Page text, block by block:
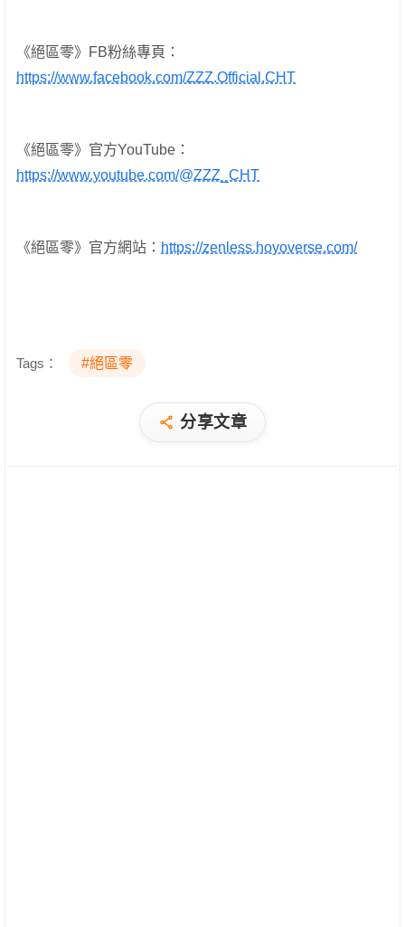
《絕區零》FB粉絲專頁：
https://www.facebook.com/ZZZ.Official.CHT
《絕區零》官方YouTube：
https://www.youtube.com/@ZZZ_CHT
《絕區零》官方網站： https://zenless.hoyoverse.com/
Tags： #絕區零
分享文章